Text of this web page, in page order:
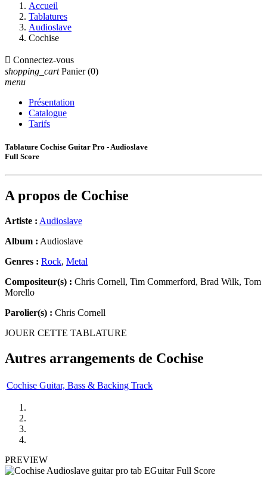
Accueil
Tablatures
Audioslave
Cochise
 Connectez-vous
shopping_cart Panier (0)
menu
Présentation
Catalogue
Tarifs
Tablature Cochise Guitar Pro - Audioslave
Full Score
A propos de Cochise
Artiste : Audioslave
Album : Audioslave
Genres : Rock, Metal
Compositeur(s) : Chris Cornell, Tim Commerford, Brad Wilk, Tom
Morello
Parolier(s) : Chris Cornell
JOUER CETTE TABLATURE
Autres arrangements de Cochise
Cochise Guitar, Bass & Backing Track
PREVIEW